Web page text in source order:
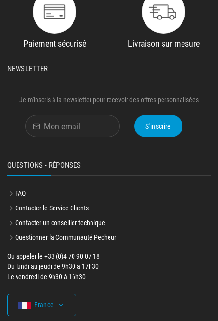
Paiement sécurisé Livraison sur mesure
NEWSLETTER
Je m'inscris à la newsletter pour recevoir des offres personnalisées
S'inscrire
QUESTIONS - RÉPONSES
FAQ
Contacter le Service Clients
Contacter un conseiller technique
Questionner la Communauté Pecheur
Ou appeler le +33 (0)4 70 90 07 18
Du lundi au jeudi de 9h30 à 17h30
Le vendredi de 9h30 à 16h30
France